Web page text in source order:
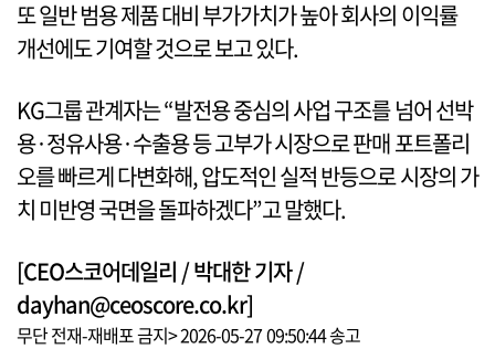
또 일반 범용 제품 대비 부가가치가 높아 회사의 이익률
개선에도 기여할 것으로 보고 있다.
KG그룹 관계자는 “발전용 중심의 사업 구조를 넘어 선박
용·정유사용·수출용 등 고부가 시장으로 판매 포트폴리
오를 빠르게 다변화해, 압도적인 실적 반등으로 시장의 가
치 미반영 국면을 돌파하겠다”고 말했다.
[CEO스코어데일리 / 박대한 기자 /
dayhan@ceoscore.co.kr]
무단 전재-재배포 금지> 2026-05-27 09:50:44 송고